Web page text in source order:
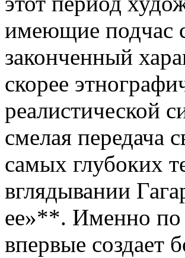
имеющие подчас
законченный
скорее
реалистической
смелая передача
самых глубоких
вглядывании
ее»**. Именно по
впервые создает